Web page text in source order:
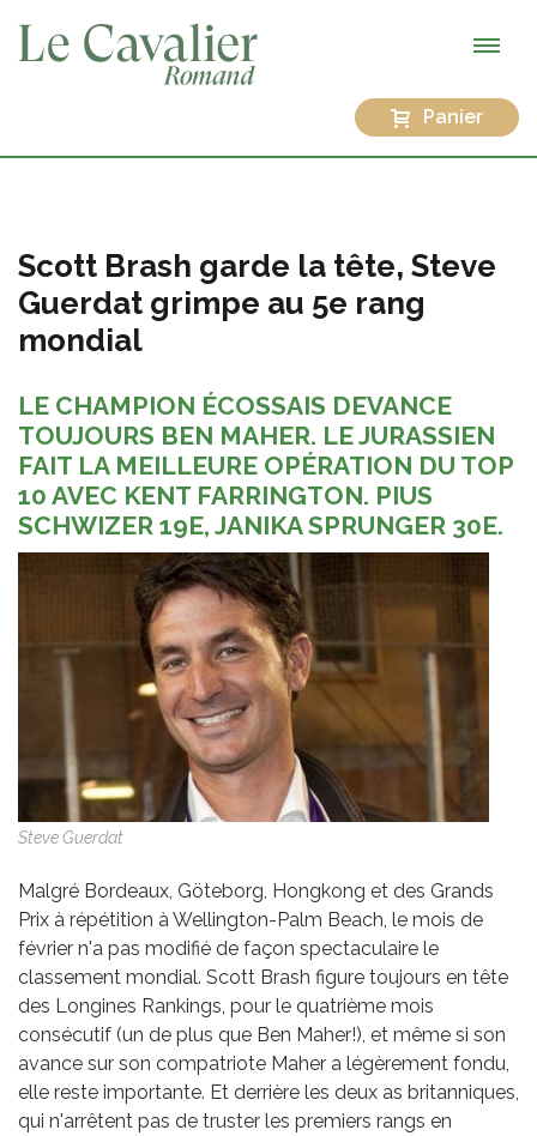
Panier
Scott Brash garde la tête, Steve
Guerdat grimpe au 5e rang
mondial
LE CHAMPION ÉCOSSAIS DEVANCE
TOUJOURS BEN MAHER. LE JURASSIEN
FAIT LA MEILLEURE OPÉRATION DU TOP
10 AVEC KENT FARRINGTON. PIUS
SCHWIZER 19E, JANIKA SPRUNGER 30E.
Steve Guerdat
Malgré Bordeaux, Göteborg, Hongkong et des Grands
Prix à répétition à Wellington-Palm Beach, le mois de
février n'a pas modifié de façon spectaculaire le
classement mondial. Scott Brash figure toujours en tête
des Longines Rankings, pour le quatrième mois
consécutif (un de plus que Ben Maher!), et même si son
avance sur son compatriote Maher a légèrement fondu,
elle reste importante. Et derrière les deux as britanniques,
qui n'arrêtent pas de truster les premiers rangs en